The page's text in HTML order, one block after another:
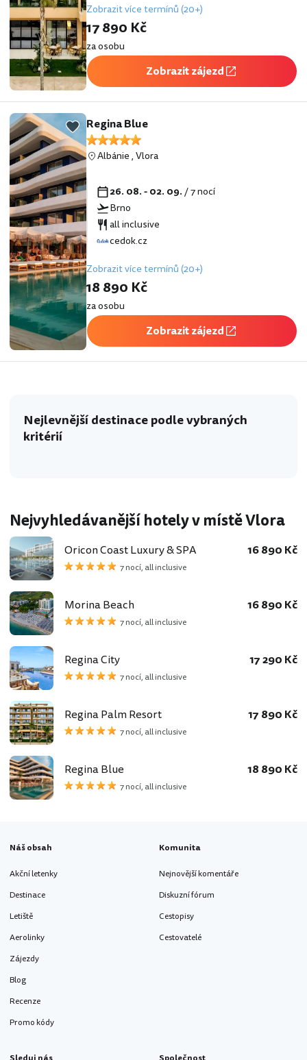
Zobrazit více termínů (20+)
17 890 Kč
za osobu
Zobrazit zájezd
Regina Blue
Albánie,Vlora
26. 08. - 02. 09./ 7 nocí
Brno
all inclusive
cedok.cz
Zobrazit více termínů (20+)
18 890 Kč
za osobu
Zobrazit zájezd
Nejlevnější destinace podle vybraných
kritérií
Nejvyhledávanější hotely v místě Vlora
Oricon Coast Luxury & SPA
7 nocí, all inclusive
16 890 Kč
Morina Beach
7 nocí, all inclusive
16 890 Kč
Regina City
7 nocí, all inclusive
17 290 Kč
Regina Palm Resort
7 nocí, all inclusive
17 890 Kč
Regina Blue
7 nocí, all inclusive
18 890 Kč
Náš obsah
Akční letenky
Destinace
Letiště
Aerolinky
Zájezdy
Blog
Recenze
Promo kódy
Komunita
Nejnovější komentáře
Diskuzní fórum
Cestopisy
Cestovatelé